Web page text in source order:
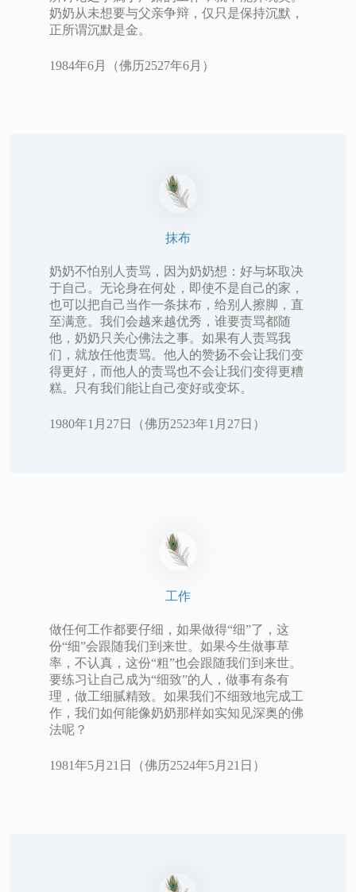
奶奶从未想要与父亲争辩，仅只是保持沉默，
正所谓沉默是金。
1984年6月（佛历2527年6月）
抹布
奶奶不怕别人责骂，因为奶奶想：好与坏取决
于自己。无论身在何处，即使不是自己的家，
也可以把自己当作一条抹布，给别人擦脚，直
至满意。我们会越来越优秀，谁要责骂都随
他，奶奶只关心佛法之事。如果有人责骂我
们，就放任他责骂。他人的赞扬不会让我们变
得更好，而他人的责骂也不会让我们变得更糟
糕。只有我们能让自己变好或变坏。
1980年1月27日（佛历2523年1月27日）
工作
做任何工作都要仔细，如果做得“细”了，这
份“细”会跟随我们到来世。如果今生做事草
率，不认真，这份“粗”也会跟随我们到来世。
要练习让自己成为“细致”的人，做事有条有
理，做工细腻精致。如果我们不细致地完成工
作，我们如何能像奶奶那样如实知见深奥的佛
法呢？
1981年5月21日（佛历2524年5月21日）